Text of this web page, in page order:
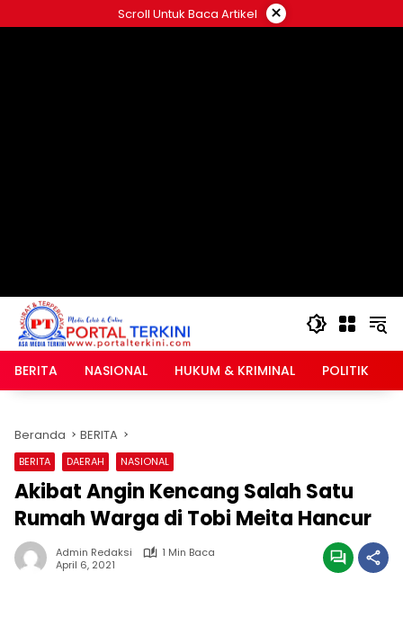
ke
Scroll Untuk Baca Artikel ×
BERITA NASIONAL HUKUM & KRIMINAL POLITIK
Beranda BERITA
BERITA DAERAH NASIONAL
Akibat Angin Kencang Salah Satu
Rumah Warga di Tobi Meita Hancur
Admin Redaksi
1 Min Baca
April 6, 2021